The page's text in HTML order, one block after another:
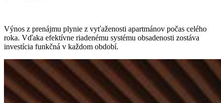
Výnos z prenájmu plynie z vyťaženosti apartmánov počas celého
roka. Vďaka efektívne riadenému systému obsadenosti zostáva
investícia funkčná v každom období.